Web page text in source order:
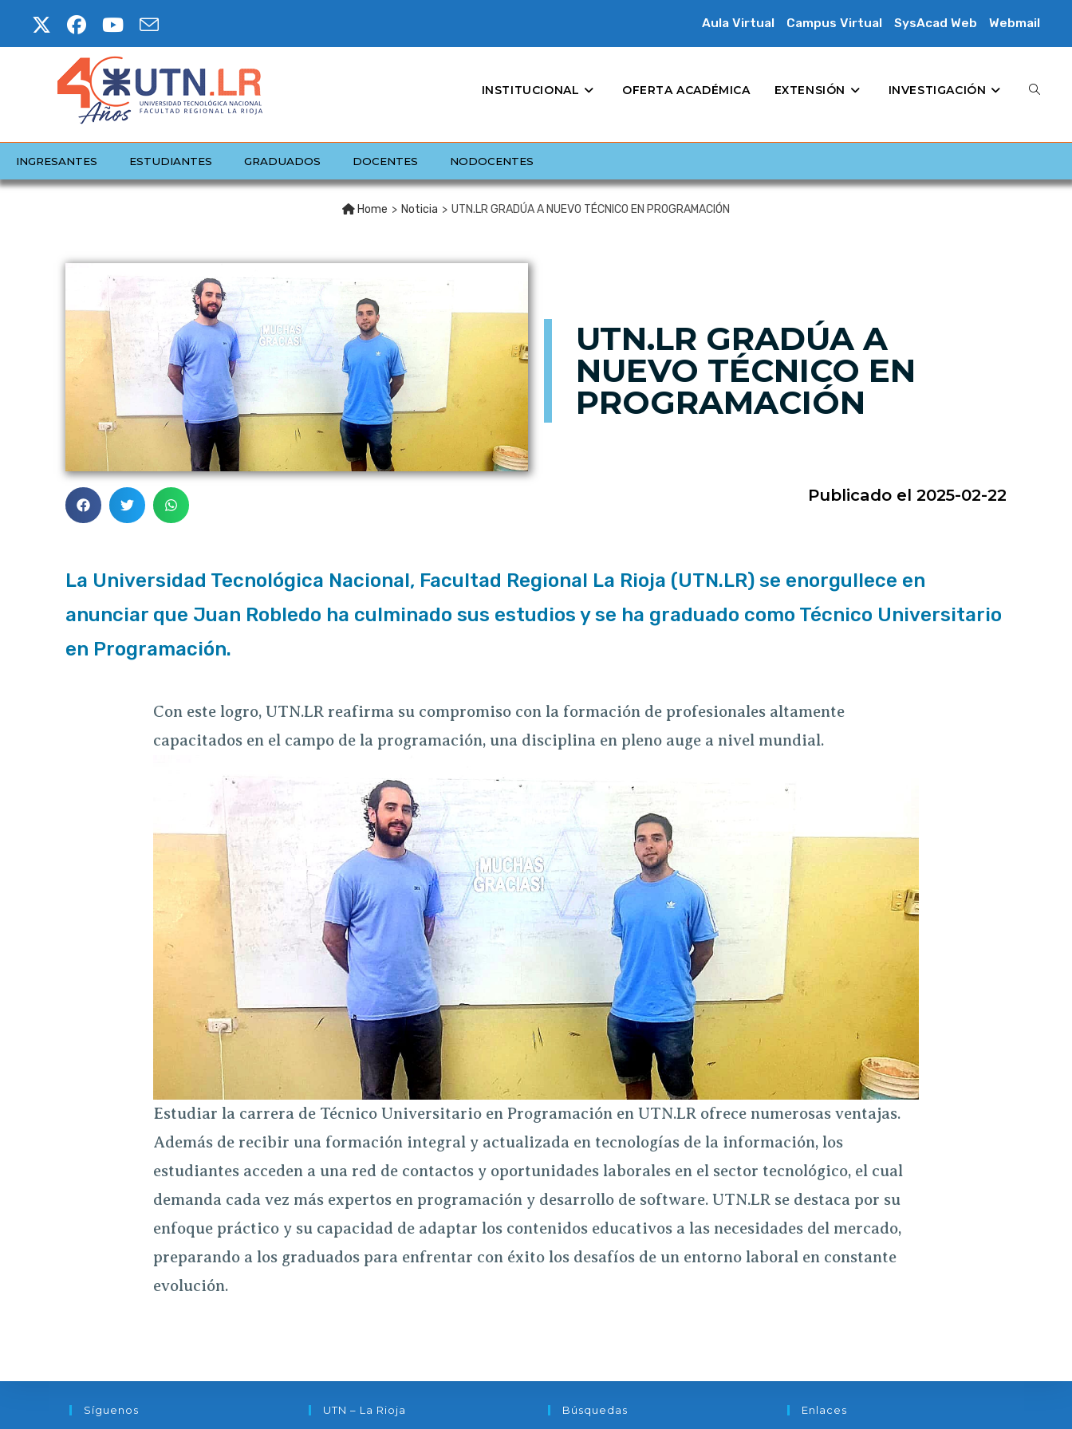
Aula Virtual Campus Virtual SysAcad Web Webmail
INSTITUCIONAL OFERTA ACADÉMICA EXTENSIÓN INVESTIGACIÓN
INGRESANTES ESTUDIANTES GRADUADOS DOCENTES NODOCENTES
Home > Noticia > UTN.LR GRADÚA A NUEVO TÉCNICO EN PROGRAMACIÓN
UTN.LR GRADÚA A
NUEVO TÉCNICO EN
PROGRAMACIÓN
Publicado el 2025-02-22
La Universidad Tecnológica Nacional, Facultad Regional La Rioja (UTN.LR) se enorgullece en
anunciar que Juan Robledo ha culminado sus estudios y se ha graduado como Técnico Universitario
en Programación.
Con este logro, UTN.LR reafirma su compromiso con la formación de profesionales altamente
capacitados en el campo de la programación, una disciplina en pleno auge a nivel mundial.
Estudiar la carrera de Técnico Universitario en Programación en UTN.LR ofrece numerosas ventajas.
Además de recibir una formación integral y actualizada en tecnologías de la información, los
estudiantes acceden a una red de contactos y oportunidades laborales en el sector tecnológico, el cual
demanda cada vez más expertos en programación y desarrollo de software. UTN.LR se destaca por su
enfoque práctico y su capacidad de adaptar los contenidos educativos a las necesidades del mercado,
preparando a los graduados para enfrentar con éxito los desafíos de un entorno laboral en constante
evolución.
Síguenos UTN – La Rioja Búsquedas Enlaces